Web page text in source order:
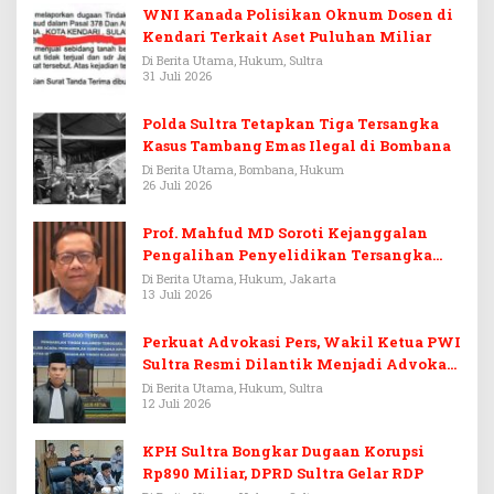
WNI Kanada Polisikan Oknum Dosen di
Kendari Terkait Aset Puluhan Miliar
Di Berita Utama, Hukum, Sultra
31 Juli 2026
Polda Sultra Tetapkan Tiga Tersangka
Kasus Tambang Emas Ilegal di Bombana
Di Berita Utama, Bombana, Hukum
26 Juli 2026
Prof. Mahfud MD Soroti Kejanggalan
Pengalihan Penyelidikan Tersangka
Febrie Adriansyah
Di Berita Utama, Hukum, Jakarta
13 Juli 2026
Perkuat Advokasi Pers, Wakil Ketua PWI
Sultra Resmi Dilantik Menjadi Advokat
PERADI
Di Berita Utama, Hukum, Sultra
12 Juli 2026
KPH Sultra Bongkar Dugaan Korupsi
Rp890 Miliar, DPRD Sultra Gelar RDP